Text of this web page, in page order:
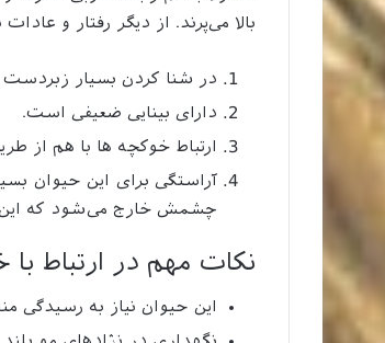
بالا می‌پرند. از دیگر رفتار و عادات
در شنا کردن بسیار
دارای بینایی ضعیفی است.
ارتباط خوکچه ها با هم از
آراستگی برای این حیوان
چشمش خارج می‌شود که این
نکات مهم در ارتباط
این حیوان نیاز به رسیدگی